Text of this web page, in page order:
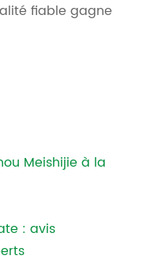
fiable gagne
Meishijie à la
: avis